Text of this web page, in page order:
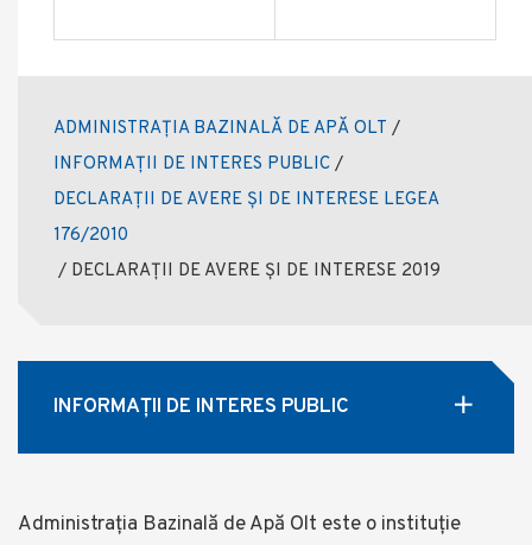
ADMINISTRAȚIA BAZINALĂ DE APĂ OLT /
INFORMAȚII DE INTERES PUBLIC /
DECLARAȚII DE AVERE ȘI DE INTERESE LEGEA
176/2010
/ DECLARAȚII DE AVERE ȘI DE INTERESE 2019
INFORMAȚII DE INTERES PUBLIC
Administrația Bazinală de Apă Olt este o instituție